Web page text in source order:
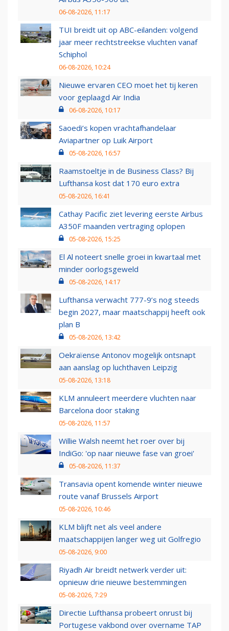
06-08-2026, 11:17
TUI breidt uit op ABC-eilanden: volgend
jaar meer rechtstreekse vluchten vanaf
Schiphol
06-08-2026, 10:24
Nieuwe ervaren CEO moet het tij keren
voor geplaagd Air India
06-08-2026, 10:17
Saoedi’s kopen vrachtafhandelaar
Aviapartner op Luik Airport
05-08-2026, 16:57
Raamstoeltje in de Business Class? Bij
Lufthansa kost dat 170 euro extra
05-08-2026, 16:41
Cathay Pacific ziet levering eerste Airbus
A350F maanden vertraging oplopen
05-08-2026, 15:25
El Al noteert snelle groei in kwartaal met
minder oorlogsgeweld
05-08-2026, 14:17
Lufthansa verwacht 777-9’s nog steeds
begin 2027, maar maatschappij heeft ook
plan B
05-08-2026, 13:42
Oekraïense Antonov mogelijk ontsnapt
aan aanslag op luchthaven Leipzig
05-08-2026, 13:18
KLM annuleert meerdere vluchten naar
Barcelona door staking
05-08-2026, 11:57
Willie Walsh neemt het roer over bij
IndiGo: 'op naar nieuwe fase van groei'
05-08-2026, 11:37
Transavia opent komende winter nieuwe
route vanaf Brussels Airport
05-08-2026, 10:46
KLM blijft net als veel andere
maatschappijen langer weg uit Golfregio
05-08-2026, 9:00
Riyadh Air breidt netwerk verder uit:
opnieuw drie nieuwe bestemmingen
05-08-2026, 7:29
Directie Lufthansa probeert onrust bij
Portugese vakbond over overname TAP